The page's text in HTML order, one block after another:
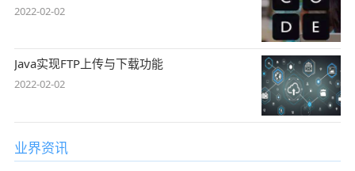
2022-02-02
Java实现FTP上传与下载功能
2022-02-02
业界资讯